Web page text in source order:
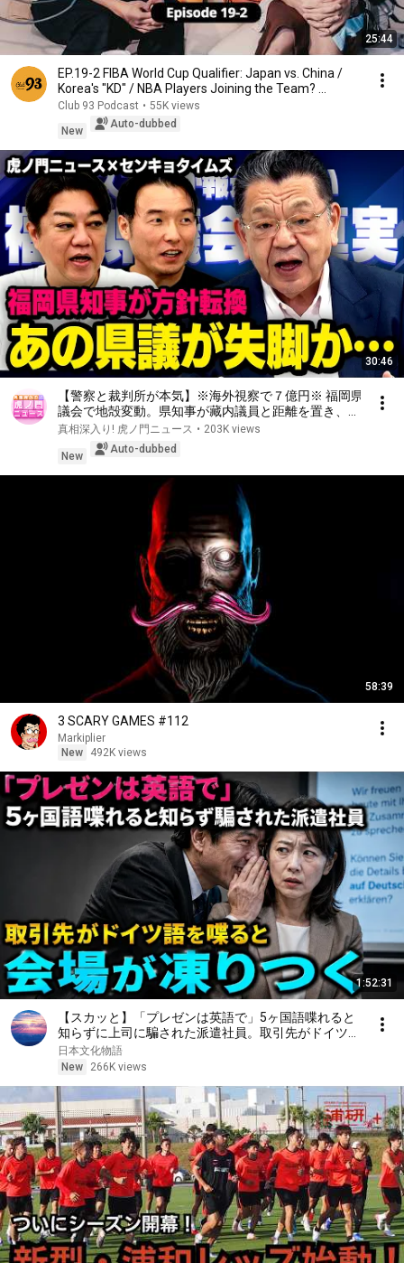
25:44
EP.19-2 FIBA World Cup Qualifier: Japan vs. China /
Korea's "KD" / NBA Players Joining the Team? ...
Club 93 Podcast • 55K views
New
Auto-dubbed
30:46
【警察と裁判所が本気】※海外視察で７億円※ 福岡県
議会で地殻変動。県知事が藏内議員と距離を置き、あ
の人の王国が崩壊しようとしています（虎ノ門ニュー
ス , センキョタイムズ）
真相深入り! 虎ノ門ニュース • 203K views
New
Auto-dubbed
58:39
3 SCARY GAMES #112
Markiplier
New
492K views
1:52:31
【スカッと】「プレゼンは英語で」5ヶ国語喋れると
知らずに上司に騙された派遣社員。取引先がドイツ語
を喋ると会場が凍りつく
日本文化物語
New
266K views